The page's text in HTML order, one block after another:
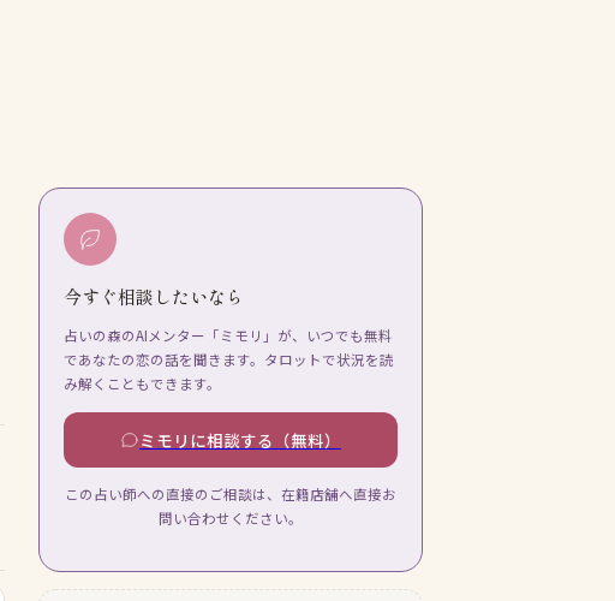
今すぐ相談したいなら
占いの森のAIメンター「ミモリ」が、いつでも無料
であなたの恋の話を聞きます。タロットで状況を読
み解くこともできます。
ミモリに相談する（無料）
この占い師への直接のご相談は、在籍店舗へ直接お
問い合わせください。